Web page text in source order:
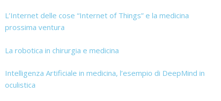
L’Internet delle cose “Internet of Things” e la medicina
prossima ventura
La robotica in chirurgia e medicina
Intelligenza Artificiale in medicina, l’esempio di DeepMind in
oculistica